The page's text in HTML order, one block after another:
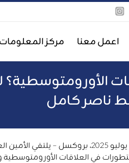
اعمل معنا مركز المعلومات
ناصر كامل
7 يوليو 2025، بروكسل –
في العلاقات الأورومتوسطية